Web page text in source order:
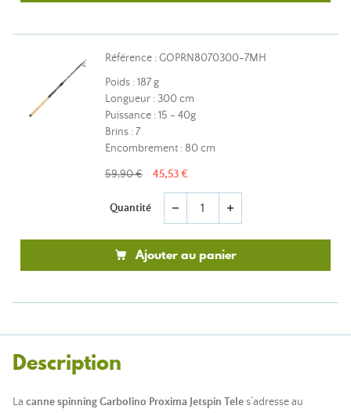
Référence : GOPRN8070300-7MH
Poids : 187 g
Longueur : 300 cm
Puissance : 15 - 40g
Brins : 7
Encombrement : 80 cm
59,90 € 45,53 €
Quantité remove add
Ajouter au panier
Description
La canne spinning Garbolino Proxima Jetspin Teles’adresse au